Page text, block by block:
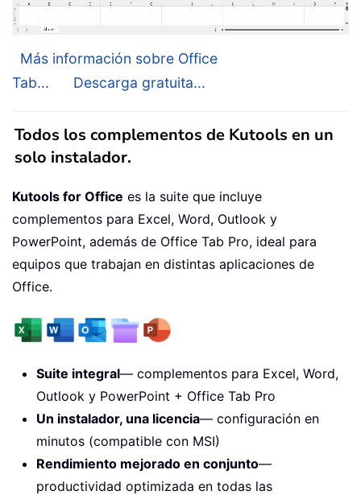
Más información sobre Office
Tab...
Descarga gratuita...
Todos los complementos de Kutools en un
solo instalador.
Kutools for Office es la suite que incluye
complementos para Excel, Word, Outlook y
PowerPoint, además de Office Tab Pro, ideal para
equipos que trabajan en distintas aplicaciones de
Office.
Suite integral— complementos para Excel, Word,
Outlook y PowerPoint + Office Tab Pro
Un instalador, una licencia— configuración en
minutos (compatible con MSI)
Rendimiento mejorado en conjunto—
productividad optimizada en todas las